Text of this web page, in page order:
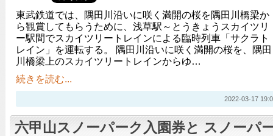
東武鉄道では、隅田川沿いに咲く満開の桜を隅田川橋梁か
ら観賞してもらうために、浅草駅～とうきょうスカイツリ
ー駅間でスカイツリートレインによる臨時列車「サクラト
レイン」を運転する。 隅田川沿いに咲く満開の桜を、隅田
川橋梁上のスカイツリートレインからゆ…
続きを読む...
2022-03-17
六甲山スノーパーク入園券と スノーパ